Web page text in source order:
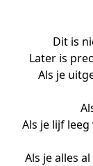
Dit is
Later is
Als je
Als je lijf
Als je alles